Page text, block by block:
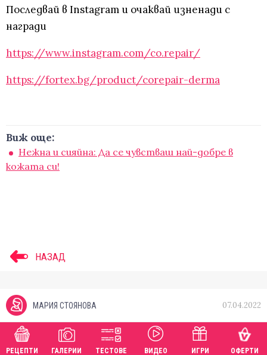
Последвай в Instagram и очаквай изненади с
награди
https://www.instagram.com/co.repair/
https://fortex.bg/product/corepair-derma
Виж още:
Нежна и сияйна: Да се чувстваш най-добре в
кожата си!
НАЗАД
МАРИЯ СТОЯНОВА 07.04.2022
РЕЦЕПТИ ГАЛЕРИИ ТЕСТОВЕ ВИДЕО ИГРИ ОФЕРТИ